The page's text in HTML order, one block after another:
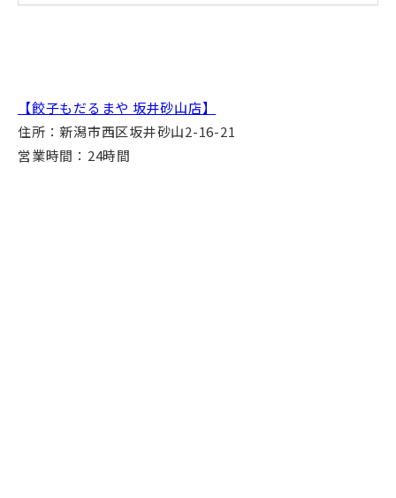
【餃子もだるまや 坂井砂山店】
住所：新潟市西区坂井砂山2-16-21
営業時間：24時間